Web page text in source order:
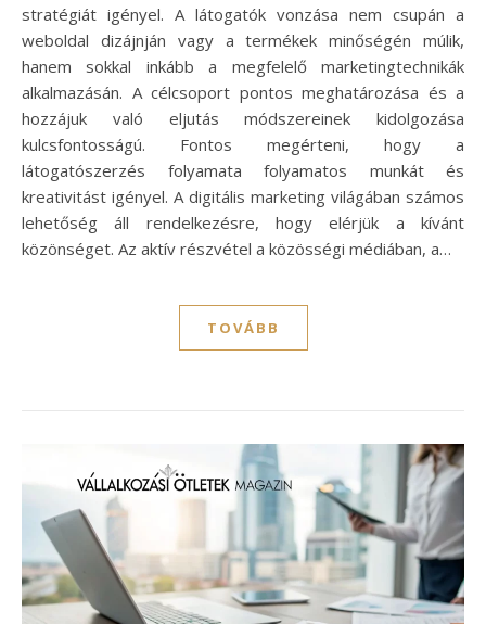
stratégiát igényel. A látogatók vonzása nem csupán a
weboldal dizájnján vagy a termékek minőségén múlik,
hanem sokkal inkább a megfelelő marketingtechnikák
alkalmazásán. A célcsoport pontos meghatározása és a
hozzájuk való eljutás módszereinek kidolgozása
kulcsfontosságú. Fontos megérteni, hogy a
látogatószerzés folyamata folyamatos munkát és
kreativitást igényel. A digitális marketing világában számos
lehetőség áll rendelkezésre, hogy elérjük a kívánt
közönséget. Az aktív részvétel a közösségi médiában, a…
TOVÁBB